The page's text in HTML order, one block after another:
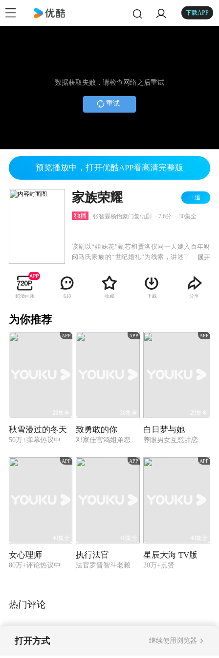
下载APP
数据获取失败，请检查网络之后重试
重试
预览播放中，打开优酷APP看高清完整版
家族荣耀 +追
独播 张智霖杨怡豪门复仇剧 7.6分 30集全
该剧以“姐妹花”甄芯和贾洛仪同一天嫁入百年财
阀马氏家族的“世纪婚礼”为线索，讲述了马家三
展开
超清画质 618 收藏 下载 分享
为你推荐
APP
28集全
秋雪漫过的冬天
50万+弹幕热议中
APP
36集全
致勇敢的你
邓家佳官鸿姐弟恋
APP
29集全
白日梦与她
养眼男女互怼甜恋
APP
40集全
女心理师
80万+评论热议中
APP
40集全
执行法官
法官罗晋智斗老赖
APP
40集全
星辰大海 TV版
20万+点赞
热门评论
打开方式 继续使用浏览器